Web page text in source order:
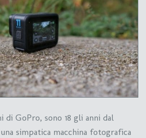
di GoPro, sono 18 gli anni dal
simpatica macchina fotografica